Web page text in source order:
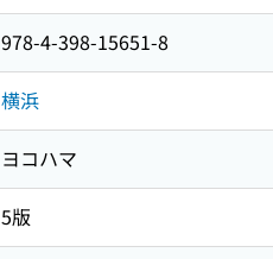
978-4-398-15651-8
横浜
ヨコハマ
5版